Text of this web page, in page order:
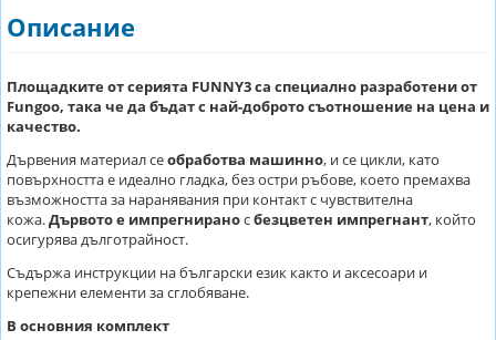
Описание
Площадките от серията FUNNY3 са специално разработени от
Fungoo, така че да бъдат с най-доброто съотношение на цена и
качество.
Дървения материал сеобработва машинно, и се цикли, като
повърхността е идеално гладка, без остри ръбове, което премахва
възможността за наранявания при контакт с чувствителна
кожа.Дървото е импрегнираносбезцветен импрегнант, който
осигурява дълготрайност.
Съдържа инструкции на български език както и аксесоари и
крепежни елементи за сглобяване.
В основния комплект